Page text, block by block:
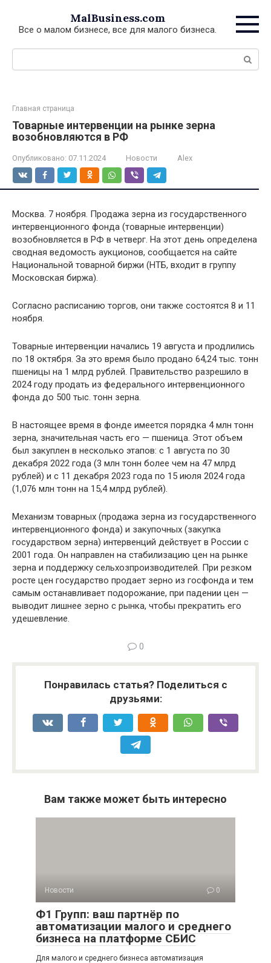
контенту
MalBusiness.com
Все о малом бизнесе, все для малого бизнеса.
Поиск:
Главная страница
Товарные интервенции на рынке зерна
возобновляются в РФ
Опубликовано: 07.11.2024 Новости Alex
Москва. 7 ноября. Продажа зерна из государственного
интервенционного фонда (товарные интервенции)
возобновляется в РФ в четверг. На этот день определена
сводная ведомость аукционов, сообщается на сайте
Национальной товарной биржи (НТБ, входит в группу
Московская биржа).
Согласно расписанию торгов, они также состоятся 8 и 11
ноября.
Товарные интервенции начались 19 августа и продлились
по 18 октября. За это время было продано 64,24 тыс. тонн
пшеницы на 1 млрд рублей. Правительство разрешило в
2024 году продать из федерального интервенционного
фонда до 500 тыс. тонн зерна.
В настоящее время в фонде имеется порядка 4 млн тонн
зерна, значительная часть его — пшеница. Этот объем
был закуплен в несколько этапов: с 1 августа по 30
декабря 2022 года (3 млн тонн более чем на 47 млрд
рублей) и с 11 декабря 2023 года по 15 июля 2024 года
(1,076 млн тонн на 15,4 млрд рублей).
Механизм товарных (продажа зерна из государственного
интервенционного фонда) и закупочных (закупка
государством зерна) интервенций действует в России с
2001 года. Он направлен на стабилизацию цен на рынке
зерна и поддержку сельхозпроизводителей. При резком
росте цен государство продает зерно из госфонда и тем
самым останавливает подорожание, при падении цен —
выводит лишнее зерно с рынка, чтобы прекратить его
удешевление.
0
Понравилась статья? Поделиться с
друзьями:
Вам также может быть интересно
Новости 0
Ф1 Групп: ваш партнёр по
автоматизации малого и среднего
бизнеса на платформе СБИС
Для малого и среднего бизнеса автоматизация